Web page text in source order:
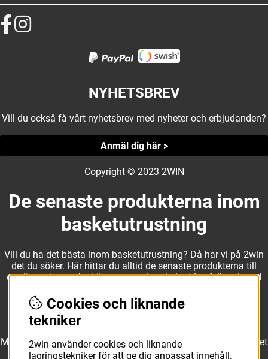
NYHETSBREV
Vill du också få vårt nyhetsbrev med nyheter och erbjudanden?
Anmäl dig här >
Copyright © 2023 2WIN
De senaste produkterna inom
basketutrustning
Vill du ha det bästa inom basketutrustning? Då har vi på 2win
det du söker. Här hittar du alltid de senaste produkterna till
otroliga priser, och vi är noga med att hela tiden fylla på med
nyheter i webbshopen. Det gör oss till ett naturligt val för dig
som vill ha utrustning som överträffar alla andra märken.
Med ett av Sveriges största kläd- och skosortiment inom basket
kan vi erbjuda allt som du eller din klubb behöver. Välj ut
Cookies och liknande
tekniker
2win använder cookies och liknande
lagringstekniker för att ge dig anpassat innehåll,